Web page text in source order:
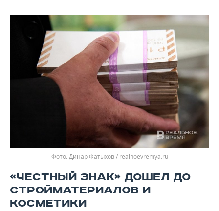
Динар Фатыхов / realnoevremya.ru
«ЧЕСТНЫЙ ЗНАК» ДОШЕЛ ДО
СТРОЙМАТЕРИАЛОВ И
КОСМЕТИКИ